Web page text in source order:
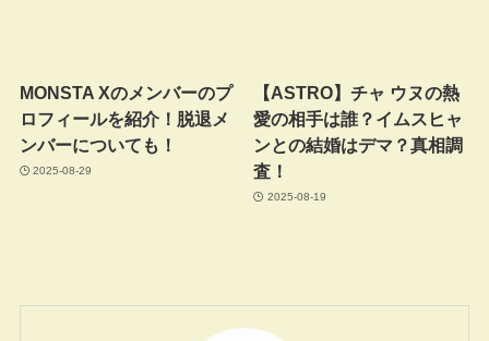
MONSTA Xのメンバーのプ
ロフィールを紹介！脱退メ
ンバーについても！
2025-08-29
【ASTRO】チャ ウヌの熱
愛の相手は誰？イムスヒャ
ンとの結婚はデマ？真相調
査！
2025-08-19